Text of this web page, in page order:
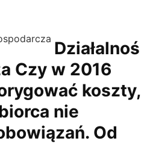
Działalnoś
Czy w 2016
koszty,
nie
Od